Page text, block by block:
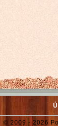
© 2009 - 2026